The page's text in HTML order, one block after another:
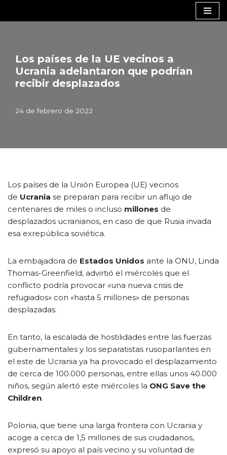
Los países de la UE vecinos a
Ucrania adelantaron que podrían
recibir desplazados
24 de febrero de 2022
Los países de la Unión Europea (UE) vecinos
de Ucrania se preparan para recibir un aflujo de
centenares de miles o incluso millones de
desplazados ucranianos, en caso de que Rusia invada
esa exrepública soviética.
La embajadora de Estados Unidos ante la ONU, Linda
Thomas-Greenfield, advirtió el miércoles que el
conflicto podría provocar «una nueva crisis de
refugiados» con «hasta 5 millones» de personas
desplazadas.
En tanto, la escalada de hostilidades entre las fuerzas
gubernamentales y los separatistas rusoparlantes en
el este de Ucrania ya ha provocado el desplazamiento
de cerca de 100.000 personas, entre ellas unos 40.000
niños, según alertó este miércoles la ONG Save the
Children.
Polonia, que tiene una larga frontera con Ucrania y
acoge a cerca de 1,5 millones de sus ciudadanos,
expresó su apoyo al país vecino y su voluntad de